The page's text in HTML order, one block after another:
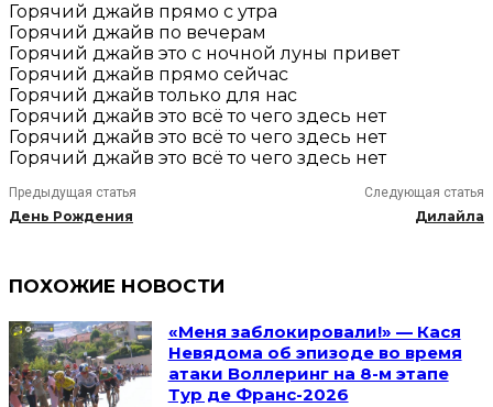
Горячий джайв прямо с утра
Горячий джайв по вечерам
Горячий джайв это с ночной луны привет
Горячий джайв прямо сейчас
Горячий джайв только для нас
Горячий джайв это всё то чего здесь нет
Горячий джайв это всё то чего здесь нет
Горячий джайв это всё то чего здесь нет
Предыдущая статья
День Рождения
Следующая статья
Дилайла
ПОХОЖИЕ НОВОСТИ
«Меня заблокировали!» — Кася
Невядома об эпизоде во время
атаки Воллеринг на 8-м этапе
Тур де Франс-2026